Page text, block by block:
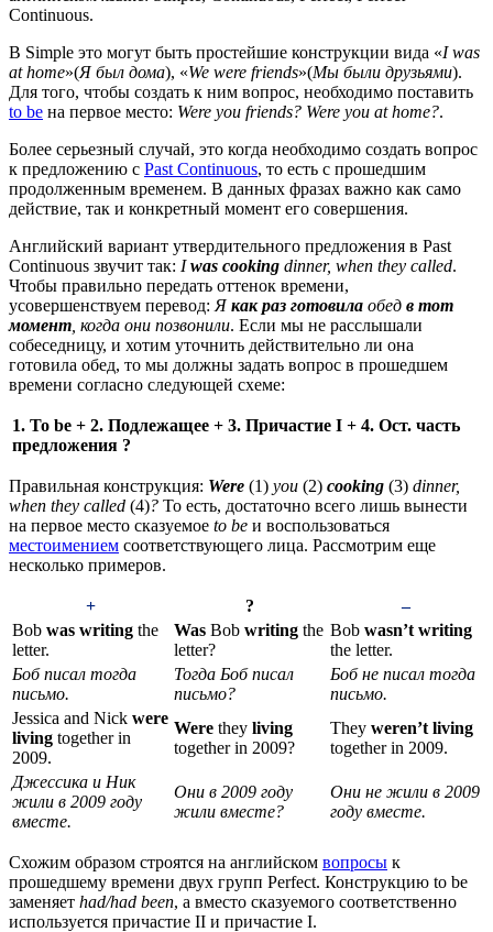
Continuous.
В Simple это могут быть простейшие конструкции вида «Iwas
athome»(Я был дома), «We were friends»(Мы были друзьями).
Для того, чтобы создать к ним вопрос, необходимо поставить
to be на первое место: Were you friends? Were you athome?.
Более серьезный случай, это когда необходимо создать вопрос
к предложению с Past Continuous, то есть c прошедшим
продолженным временем. В данных фразах важно как само
действие, так и конкретный момент его совершения.
Английский вариант утвердительного предложения в Past
Continuous звучит так: I was cooking dinner, when they called.
Чтобы правильно передать оттенок времени,
усовершенствуем перевод: Я как раз готовила обед в тот
момент , когда они позвонили. Если мы не расслышали
собеседницу, и хотим уточнить действительно ли она
готовила обед, то мы должны задать вопрос в прошедшем
времени согласно следующей схеме:
1. To be + 2. Подлежащее + 3. Причастие I + 4. Ост. часть
предложения ?
Правильная конструкция: Were (1) you (2) cooking (3) dinner,
when they called (4)? То есть, достаточно всего лишь вынести
на первое место сказуемое to be и воспользоваться
местоимением соответствующего лица. Рассмотрим еще
несколько примеров.
+ ?
–
Bob was writing the
letter.
Was Bob writing the
letter?
Bob wasn’t writing
the letter.
Боб писал тогда
письмо.
Тогда Боб писал
письмо?
Боб не писал тогда
письмо.
Jessica and Nick were
living together in
2009.
Were they living
together in 2009?
They weren’t living
together in 2009.
Джессика и Ник
жили в 2009 году
вместе.
Они в 2009 году
жили вместе?
Они не жили в 2009
году вместе.
Схожим образом строятся на английском вопросы к
прошедшему времени двух групп Perfect. Конструкцию to be
заменяет had/had been, а вместо сказуемого соответственно
используется причастие II и причастие I.